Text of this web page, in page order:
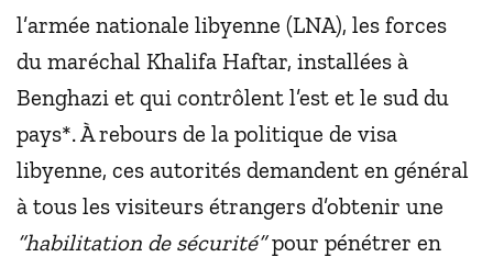
l’armée nationale libyenne (LNA), les forces
du maréchal Khalifa Haftar, installées à
Benghazi et qui contrôlent l’est et le sud du
pays*. À rebours de la politique de visa
libyenne, ces autorités demandent en général
à tous les visiteurs étrangers d’obtenir une
“habilitation de sécurité”pour pénétrer en